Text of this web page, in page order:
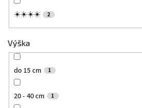
☀️☀️☀️☀️ 2
Výška
do 15 cm 1
20 - 40 cm 1